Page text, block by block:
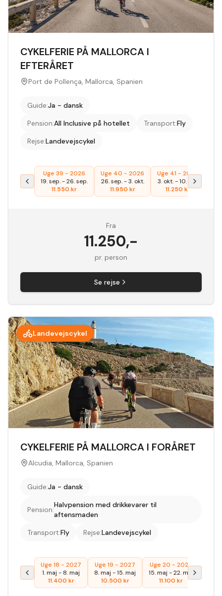
CYKELFERIE PÅ MALLORCA I
EFTERÅRET
Port de Pollença, Mallorca, Spanien
Guide:Ja - dansk
Pension:All Inclusive på hotellet Transport:Fly
Rejse:Landevejscykel
Uge 39 - 2026
19. sep.-26. sep.
11.550 kr
Uge 40 - 2026
26. sep.-3. okt.
11.950 kr
Uge 41 - 2026
3. okt.-10. okt.
11.250 kr
Fra
11.250,-
pr. person
Se rejse
Landevejscykel
CYKELFERIE PÅ MALLORCA I FORÅRET
Alcudia, Mallorca, Spanien
Guide:Ja - dansk
Pension:
Halvpension med drikkevarer til
aftensmaden
Transport:Fly Rejse:Landevejscykel
Uge 18 - 2027
1. maj - 8. maj
11.400 kr
Uge 19 - 2027
8. maj -15. maj
10.500 kr
Uge 20 - 2027
15. maj -22. maj
11.100 kr